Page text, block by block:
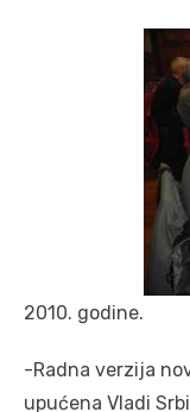
2010. godine.
-Radna verzija
upućena Vladi